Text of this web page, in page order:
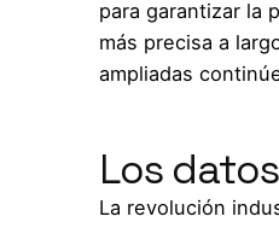
para garantizar la
más precisa a
ampliadas
Los
La revolución